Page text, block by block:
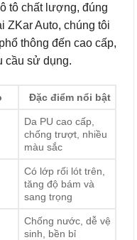
tô chất lượng, đúng
ZKar Auto, chúng tôi
thông đến cao cấp,
cầu sử dụng.
Đặc điểm nổi bật
Da PU cao cấp,
chống trượt, nhiều
màu sắc
Có lớp rối lót trên,
tăng độ bám và
sang trọng
Chống nước, dễ vệ
sinh, bền bỉ